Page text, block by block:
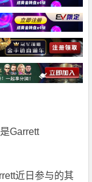
Garrett
近日参与的其